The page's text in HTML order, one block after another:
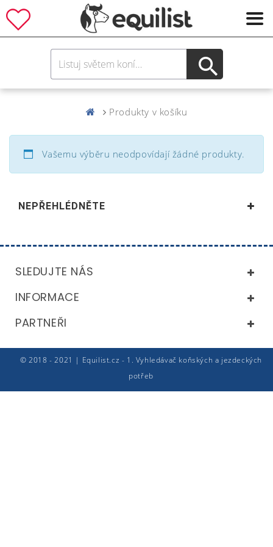
Produkty v košíku
Vašemu výběru neodpovídají žádné produkty.
NEPŘEHLÉDNĚTE
SLEDUJTE NÁS
INFORMACE
PARTNEŘI
© 2018 - 2021 | Equilist.cz - 1. Vyhledávač koňských a jezdeckých
potřeb